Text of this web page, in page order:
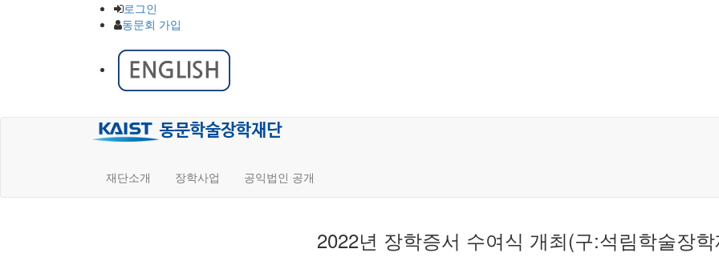
로그인
동문회 가입
재단소개 장학사업 공익법인 공개
2022년 장학증서 수여식 개최​(구:석림학술장